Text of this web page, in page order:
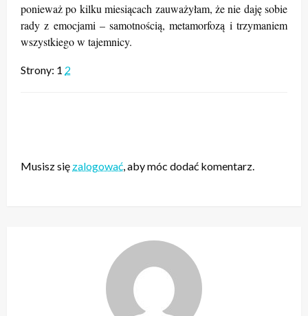
ponieważ po kilku miesiącach zauważyłam, że nie daję sobie
rady z emocjami – samotnością, metamorfozą i trzymaniem
wszystkiego w tajemnicy.
Strony: 1 2
Musisz się zalogować, aby móc dodać komentarz.